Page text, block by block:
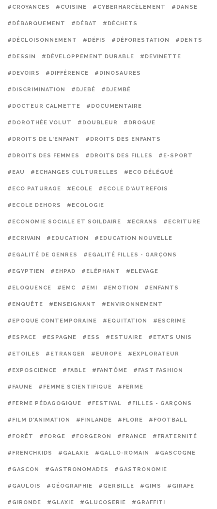
#CROYANCES #CUISINE #CYBERHARCÈLEMENT #DANSE
#DÉBARQUEMENT #DÉBAT #DÉCHETS
#DÉCLOISONNEMENT #DÉFIS #DÉFORESTATION #DENTS
#DESSIN #DÉVELOPPEMENT DURABLE #DEVINETTE
#DEVOIRS #DIFFÉRENCE #DINOSAURES
#DISCRIMINATION #DJEBÉ #DJEMBÉ
#DOCTEUR CALMETTE #DOCUMENTAIRE
#DOROTHÉE VOLUT #DOUBLEUR #DROGUE
#DROITS DE L'ENFANT #DROITS DES ENFANTS
#DROITS DES FEMMES #DROITS DES FILLES #E-SPORT
#EAU #ECHANGES CULTURELLES #ECO DÉLÉGUÉ
#ECO PATURAGE #ECOLE #ECOLE D'AUTREFOIS
#ECOLE DEHORS #ECOLOGIE
#ECONOMIE SOCIALE ET SOILDAIRE #ECRANS #ECRITURE
#ECRIVAIN #EDUCATION #EDUCATION NOUVELLE
#EGALITÉ DE GENRES #EGALITÉ FILLES - GARÇONS
#EGYPTIEN #EHPAD #ELÉPHANT #ELEVAGE
#ELOQUENCE #EMC #EMI #EMOTION #ENFANTS
#ENQUÊTE #ENSEIGNANT #ENVIRONNEMENT
#EPOQUE CONTEMPORAINE #EQUITATION #ESCRIME
#ESPACE #ESPAGNE #ESS #ESTUAIRE #ETATS UNIS
#ETOILES #ETRANGER #EUROPE #EXPLORATEUR
#EXPOSCIENCE #FABLE #FANTÔME #FAST FASHION
#FAUNE #FEMME SCIENTIFIQUE #FERME
#FERME PÉDAGOGIQUE #FESTIVAL #FILLES - GARÇONS
#FILM D'ANIMATION #FINLANDE #FLORE #FOOTBALL
#FORÊT #FORGE #FORGERON #FRANCE #FRATERNITÉ
#FRENCHKIDS #GALAXIE #GALLO-ROMAIN #GASCOGNE
#GASCON #GASTRONOMADES #GASTRONOMIE
#GAULOIS #GÉOGRAPHIE #GERBILLE #GIMS #GIRAFE
#GIRONDE #GLAXIE #GLUCOSERIE #GRAFFITI